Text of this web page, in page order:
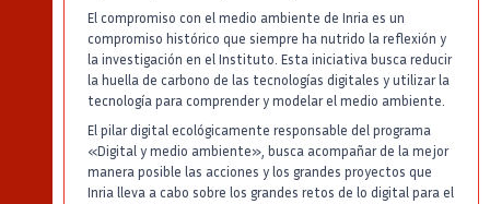
El compromiso con el medio ambiente de Inria es un
compromiso histórico que siempre ha nutrido la reflexión y
la investigación en el Instituto. Esta iniciativa busca reducir
la huella de carbono de las tecnologías digitales y utilizar la
tecnología para comprender y modelar el medio ambiente.
El pilar digital ecológicamente responsable del programa
«Digital y medio ambiente», busca acompañar de la mejor
manera posible las acciones y los grandes proyectos que
Inria lleva a cabo sobre los grandes retos de lo digital para el